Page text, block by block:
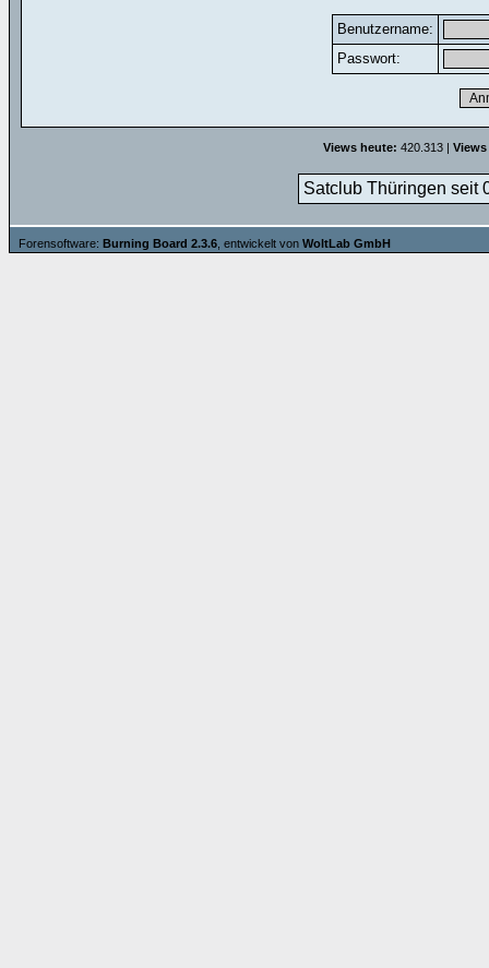
Benutzername:
Passwort:
Views heute: 420.313 |
Satclub Thüringen seit
Forensoftware: Burning Board 2.3.6 , entwickelt von WoltLab GmbH